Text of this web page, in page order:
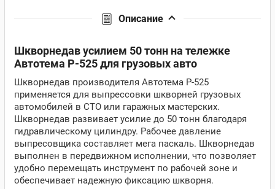
Описание
Шкворнедав усилием 50 тонн на тележке
Автотема Р-525 для грузовых авто
Шкворнедав производителя Автотема Р-525
применяется для выпрессовки шкворней грузовых
автомобилей в СТО или гаражных мастерских.
Шкворнедав развивает усилие до 50 тонн благодаря
гидравлическому цилиндру. Рабочее давление
выпресовщика составляет мега паскаль. Шкворнедав
выполнен в передвижном исполнении, что позволяет
удобно перемещать инструмент по рабочей зоне и
обеспечивает надежную фиксацию шкворня.